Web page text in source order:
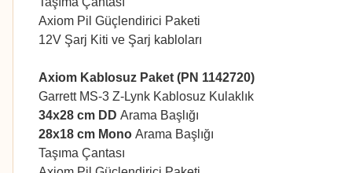
Axiom Pil Güçlendirici Paketi
12V Şarj Kiti ve Şarj kabloları
Axiom Kablosuz Paket (PN 1142720)
Garrett MS-3 Z-Lynk Kablosuz Kulaklık
34x28 cm DD Arama Başlığı
28x18 cm Mono Arama Başlığı
Taşıma Çantası